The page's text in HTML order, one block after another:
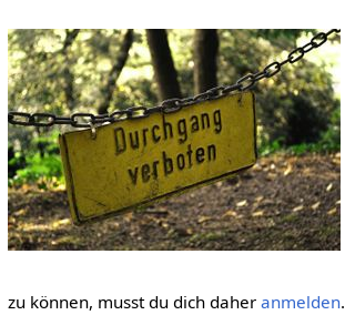
zu können, musst du dich daher anmelden.